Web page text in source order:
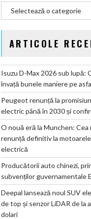
ARTICOLE
Isuzu D-Max 2026 sub lupă:
învață bunele maniere pe
Peugeot renunță la
electric până în 2030 și
O nouă eră la Munchen:
renunță definitiv la
electrică
Producătorii auto chinezi,
subvenților guvernamentale
Deepal lansează noul SUV
de top și senzor LiDAR de la
dolari